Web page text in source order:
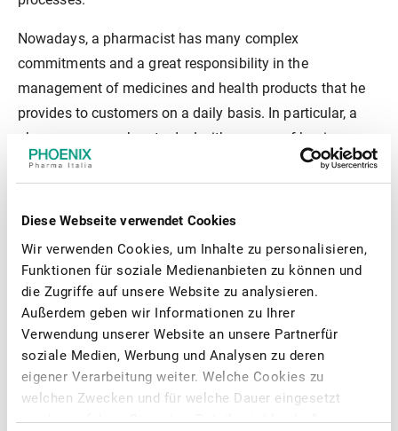
Diese Webseite verwendet Cookies
Wir verwenden Cookies, um Inhalte zu personalisieren,
Funktionen für soziale Medienanbieten zu können und
die Zugriffe auf unsere Website zu analysieren.
Außerdem geben wir Informationen zu Ihrer
Verwendung unserer Website an unsere Partnerfür
soziale Medien, Werbung und Analysen zu deren
eigener Verarbeitung weiter. Welche Cookies zu
welchen Zwecken und für welche Dauer eingesetzt
werden, erfahren Sie unter „Details einblenden“.
Nowadays, a pharmacist has many complex
commitments and a great responsibility in the
management of medicines and health products that he
provides to customers on a daily basis. In particular, a
pharmacy owner has to deal with a range of business
activities such as product policy, pricing, marketing and
communication, procurement, inventory and the
management of staff.
He has a clear need to simplify his workload, and the
choice to join an organised network of pharmacies such
as Valore Salute Farmacia offers the following great
advantages:
Daily support for your business
More time for your customers